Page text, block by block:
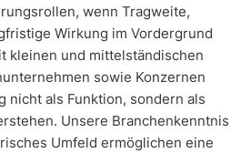
wenn Tragweite,
Wirkung im Vordergrund
kleinen und mittelständischen
sowie Konzernen
nicht als Funktion, sondern als
Unsere Branchenkenntnis
Umfeld ermöglichen eine